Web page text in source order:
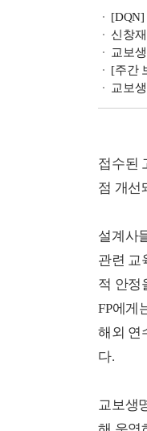
[DQN]
신창
교보
[주간
교보
접수된
점 개선
설계사
관련 교
적 안정
FP에게
해외 연
다.
교보생